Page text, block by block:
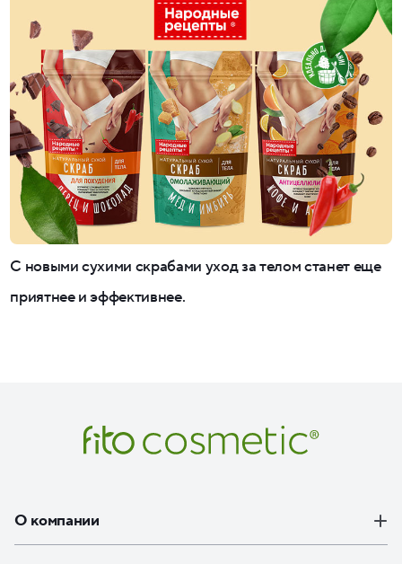
С новыми сухими скрабами уход за телом станет еще
приятнее и эффективнее.
О компании